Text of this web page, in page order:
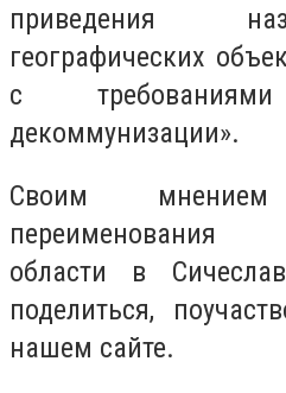
приведения
географических
с
декоммунизации».
Своим
переименования
области в
поделиться,
нашем сайте.